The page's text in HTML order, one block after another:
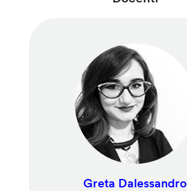
Greta Dalessandro